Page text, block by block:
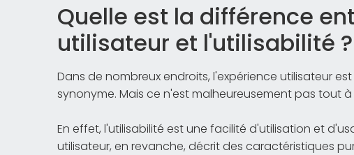
Quelle est la différence
utilisateur et l'utilisabilité ?
Dans de nombreux endroits, l'expérience utilisateur
synonyme. Mais ce n'est malheureusement pas tout
En effet, l'utilisabilité est une facilité d'utilisation et
utilisateur, en revanche, décrit des caractéristiques